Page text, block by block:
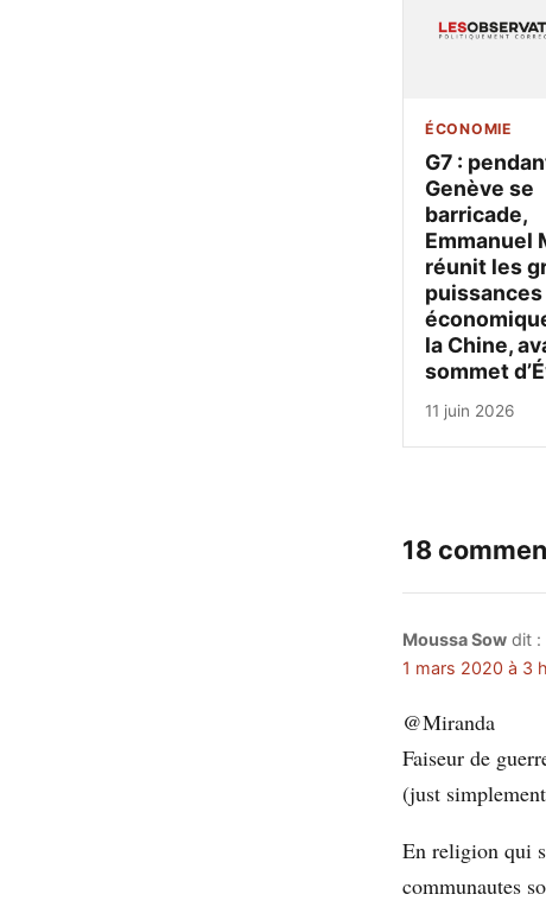
ÉCONOMIE
G7 :
Genève se
barricade,
Emmanuel
réunit les
puissances
la Chine,
sommet
11 juin 2026
18
Moussa Sow dit :
1 mars 2020 à 3
@Miranda
Faiseur de
(just
En religion qui
communautes